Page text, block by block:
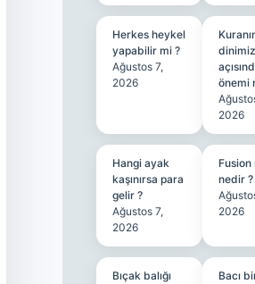
Herkes heykel
yapabilir mi ?
Ağustos 7,
2026
dinimiz
önemi
2026
Hangi ayak
kaşınırsa para
gelir ?
Ağustos 7,
2026
nedir ?
2026
Bıçak balığı
Bacı